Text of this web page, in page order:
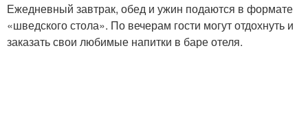
Ежедневный завтрак, обед и ужин подаются в формате
«шведского стола». По вечерам гости могут отдохнуть и
заказать свои любимые напитки в баре отеля.